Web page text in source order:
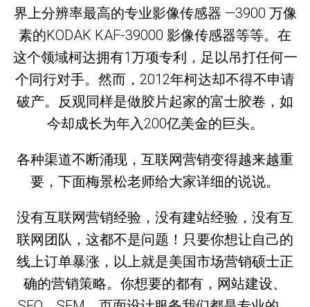
界上分辨率最高的专业影像传感器 —3900 万像
素的KODAK KAF-39000 影像传感器等等。在
这个领域柯达拥有1万项专利，足以吊打任何一
个同行对手。然而，2012年柯达却不得不申请
破产。反观同样是做胶片起家的富士胶卷，如
今却成长为年入200亿美金的巨头。
各种渠道不断涌现，互联网营销变得越来越重
要，下面梅景松老师给大家详细的说说。
没有互联网营销经验，没有建站经验，没有互
联网团队，这都不是问题！只要你想让自己的
线上订单暴涨，以上就是美国市场营销硕士正
确的营销策略。你想要的都有，网站建设、